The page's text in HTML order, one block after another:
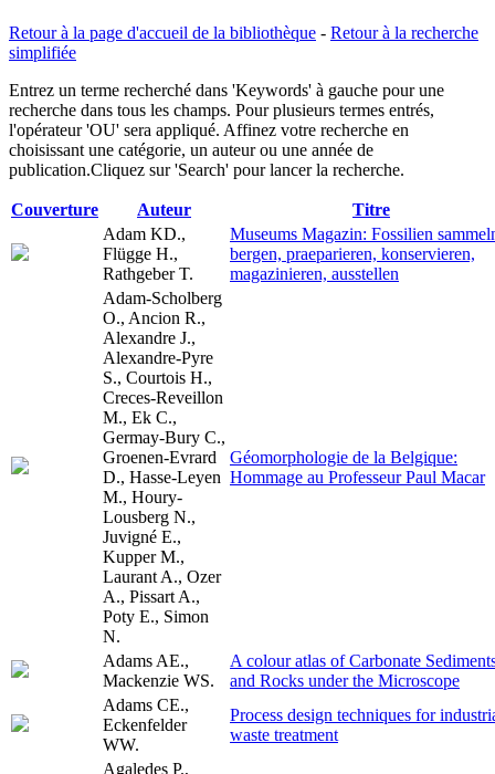
Retour à la page d'accueil de la bibliothèque - Retour à la recherche
simplifiée
Entrez un terme recherché dans 'Keywords' à gauche pour une
recherche dans tous les champs. Pour plusieurs termes entrés,
l'opérateur 'OU' sera appliqué. Affinez votre recherche en
choisissant une catégorie, un auteur ou une année de
publication.Cliquez sur 'Search' pour lancer la recherche.
Couverture Auteur
Titre
Adam KD.,
Flügge H.,
Rathgeber T.
Museums Magazin: Fossilien
bergen, praeparieren, konservieren,
magazinieren, ausstellen
Adam-Scholberg
O., Ancion R.,
Alexandre J.,
Alexandre-Pyre
S., Courtois H.,
Creces-Reveillon
M., Ek C.,
Germay-Bury C.,
Groenen-Evrard
D., Hasse-Leyen
M., Houry-
Lousberg N.,
Juvigné E.,
Kupper M.,
Laurant A., Ozer
A., Pissart A.,
Poty E., Simon
N.
Géomorphologie de la Belgique:
Hommage au Professeur Paul Macar
Adams AE.,
Mackenzie WS.
A colour atlas of Carbonate
and Rocks under the Microscope
Adams CE.,
Eckenfelder
WW.
Process design techniques for
waste treatment
Agaledes P.,